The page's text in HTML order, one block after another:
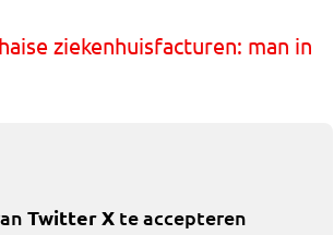
ziekenhuisfacturen: man in
Twitter Xte accepteren